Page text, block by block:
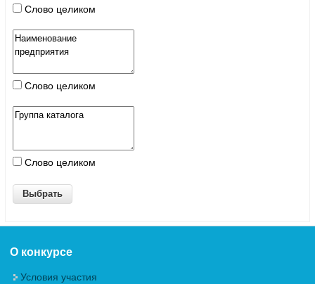
Слово целиком
Слово целиком
Слово целиком
О конкурсе
Условия участия